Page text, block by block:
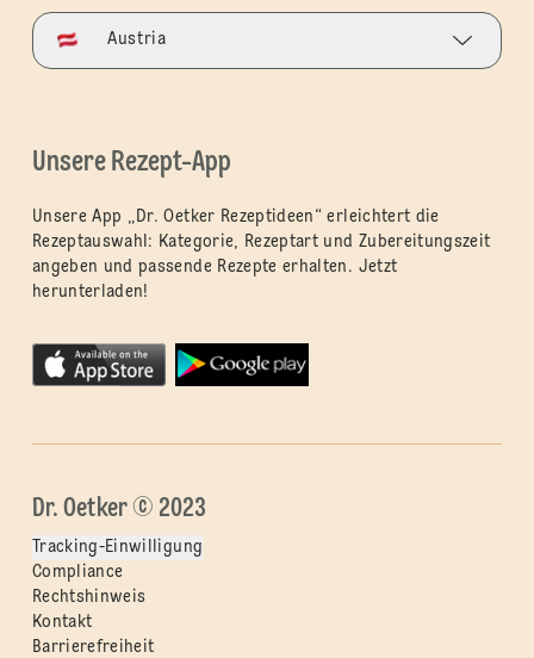
Austria
Unsere Rezept-App
Unsere App „Dr. Oetker Rezeptideen“ erleichtert die
Rezeptauswahl: Kategorie, Rezeptart und Zubereitungszeit
angeben und passende Rezepte erhalten. Jetzt
herunterladen!
Dr. Oetker © 2023
Tracking-Einwilligung
Compliance
Rechtshinweis
Kontakt
Barrierefreiheit